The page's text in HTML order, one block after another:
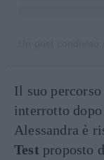
Il suo
interrotto
Alessandra è
Test proposto